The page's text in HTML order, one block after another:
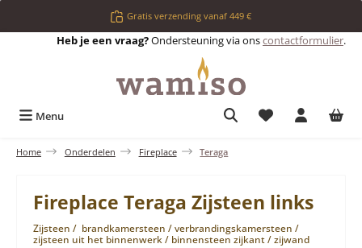
Ga naar de hoofdinhoudGratis verzending vanaf 449 €
Heb je een vraag?Ondersteuning via onscontactformulier.
Menu Je hebt 0 items
Home Onderdelen Fireplace Teraga
Fireplace Teraga Zijsteen links
Zijsteen / brandkamersteen / verbrandingskamersteen /
zijsteen uit het binnenwerk / binnensteen zijkant / zijwand